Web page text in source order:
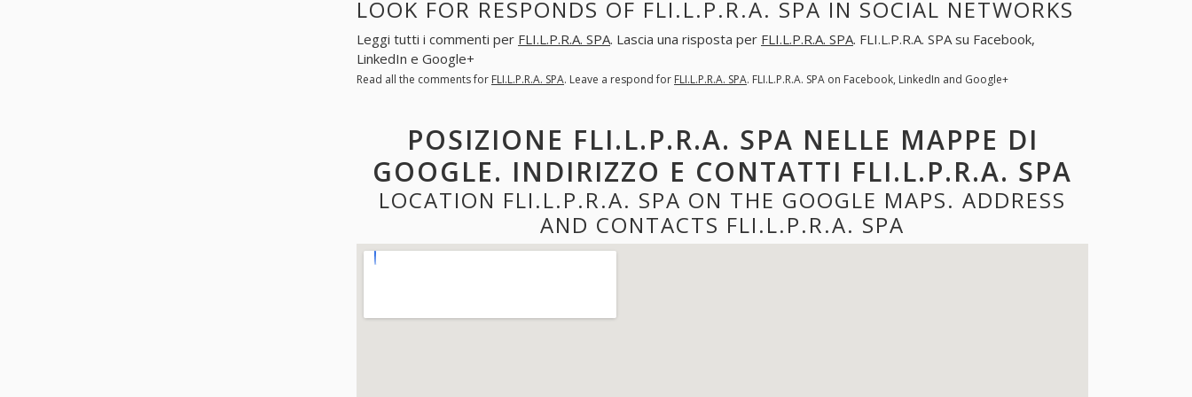
LOOK FOR RESPONDS OF FLI.L.P.R.A. SPA IN SOCIAL NETWORKS
Leggi tutti i commenti per FLI.L.P.R.A. SPA. Lascia una risposta per FLI.L.P.R.A. SPA. FLI.L.P.R.A. SPA su Facebook,
LinkedIn e Google+
Read all the comments for FLI.L.P.R.A. SPA. Leave a respond for FLI.L.P.R.A. SPA. FLI.L.P.R.A. SPA on Facebook, LinkedIn and Google+
POSIZIONE FLI.L.P.R.A. SPA NELLE MAPPE DI
GOOGLE. INDIRIZZO E CONTATTI FLI.L.P.R.A. SPA
LOCATION FLI.L.P.R.A. SPA ON THE GOOGLE MAPS. ADDRESS
AND CONTACTS FLI.L.P.R.A. SPA